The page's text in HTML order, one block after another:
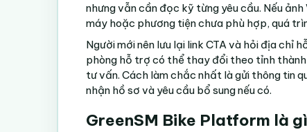
nhưng vẫn cần đọc kỹ từng yêu cầu. Nếu
máy hoặc phương tiện chưa phù hợp, quá
Người mới nên lưu lại link CTA và hỏi địa chỉ
phòng hỗ trợ có thể thay đổi theo tỉnh
tư vấn. Cách làm chắc nhất là gửi thông tin
nhận hồ sơ và yêu cầu bổ sung nếu có.
GreenSM Bike Platform là